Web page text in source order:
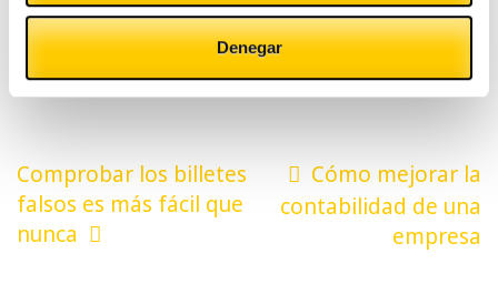
Denegar
cuando se tengan las posibilidades económicas, pero
puede que no la oportunidad.
Navegación
de
entradas
Comprobar los billetes
falsos es más fácil que
nunca
Cómo mejorar la
contabilidad de una
empresa